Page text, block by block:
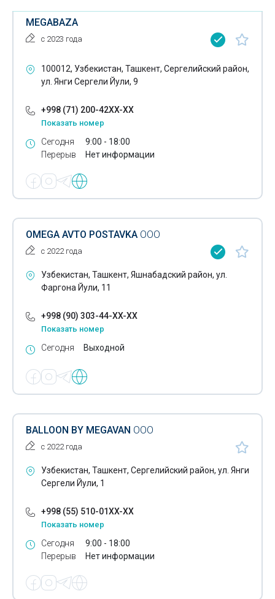
Дорожные знаки
Дорожные ограждения
Зарядки для автомобильных аккумуляторов
Испытания автомобильного газобаллонного
оборудования
Китайские грузовики
Коммунальные машины
Компьютерная диагностика автомобилей
Мотоциклы
Полуприцепы
Аренда автобусов
Аренда автомобилей
Радиаторы для грузовых автомобилей
Ремонт автомобильных дисков
Ремонт автомобильных коробок передач
Ремонт автостекол
Ремонт топливной аппаратуры высокого давления
Техосмотр автомобилей
Тормозные жидкости автомобилей
MEGABAZA
с 2023 года
100012, Узбекистан, Ташкент, Сергелийский район,
ул. Янги Сергели Йули, 9
+998 (71) 200-42XX-XX
Показать номер
Сегодня
Перерыв
9:00 - 18:00
Нет информации
OMEGA AVTO POSTAVKA ООО
с 2022 года
Узбекистан, Ташкент, Яшнабадский район, ул.
Фаргона Йули, 11
+998 (90) 303-44-XX-XX
Показать номер
Сегодня Выходной
BALLOON BY MEGAVAN ООО
с 2022 года
Узбекистан, Ташкент, Сергелийский район, ул. Янги
Сергели Йули, 1
+998 (55) 510-01XX-XX
Показать номер
Сегодня
Перерыв
9:00 - 18:00
Нет информации